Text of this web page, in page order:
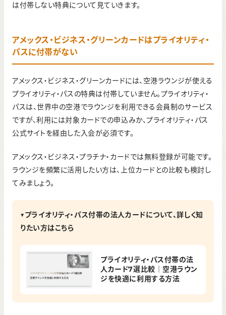
は付帯しない特典について見ていきます。
アメックス・ビジネス・グリーンカードはプライオリティ・
パスに付帯がない
アメックス・ビジネス・グリーンカードには、空港ラウンジが使える
プライオリティ・パスの特典は付帯していません。プライオリティ・
パスは、世界中の空港でラウンジを利用できる会員制のサービス
ですが、利用には対象カードでの申込みか、プライオリティ・パス
公式サイトを経由した入会が必須です。
アメックス・ビジネス・プラチナ・カードでは無料登録が可能です。
ラウンジを頻繁に活用したい方は、上位カードとの比較も検討し
てみましょう。
▼プライオリティ・パス付帯の法人カードについて、詳しく知
りたい方はこちら
プライオリティ・パス付帯の法
人カード7選比較｜空港ラウン
ジを快適に利用する方法